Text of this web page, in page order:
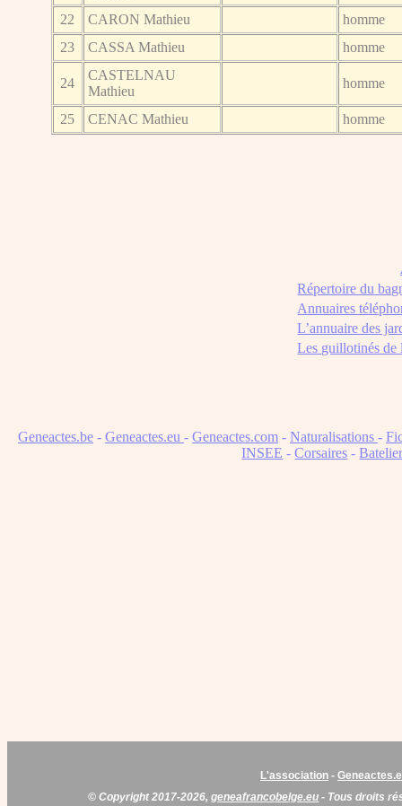
22 CARON Mathieu
homme
23
CASSA Mathieu homme
24
CASTELNAU
Mathieu
homme
25 CENAC Mathieu homme
Répertoire du
Annuaires
L’annuaire des
Les guillotinés de
Geneactes.be - Geneactes.eu - Geneactes.com - Naturalisations -
INSEE -Corsaires -
L'association -
© Copyright 2017-2026,geneafrancobelge.eu - Tous droits